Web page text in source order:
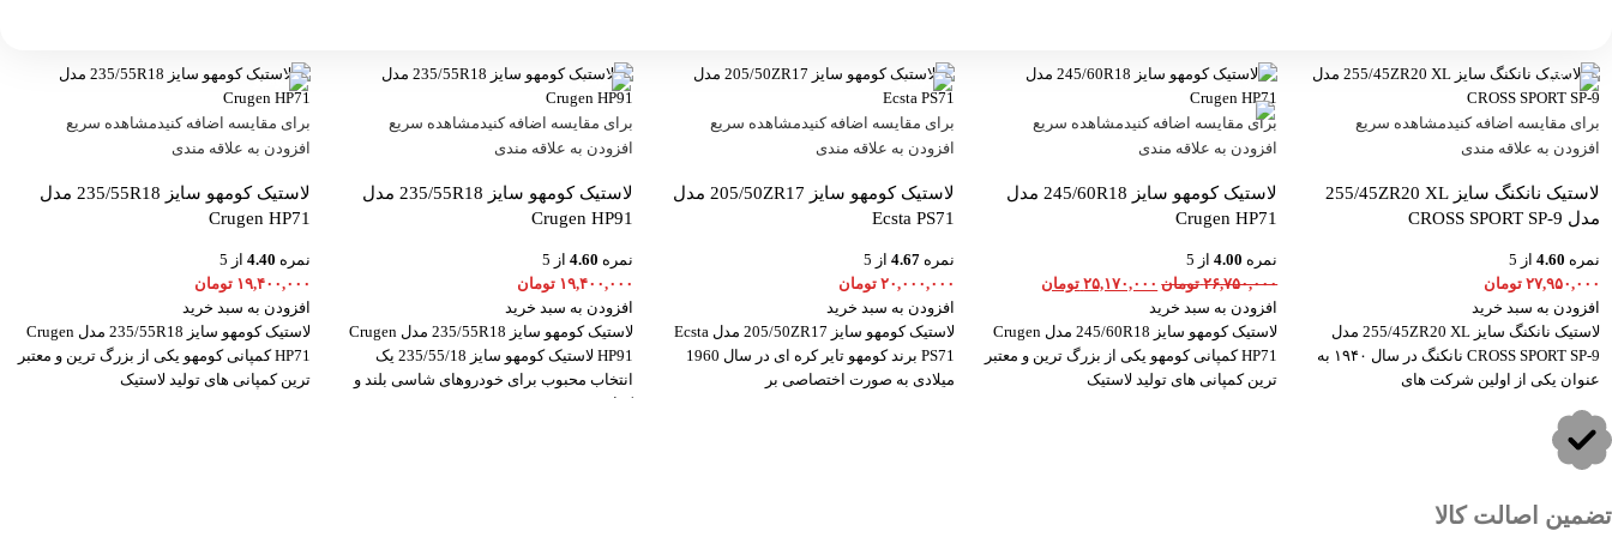
برای مقایسه اضافه کنیدمشاهده سریع
افزودن به علاقه مندی
لاستیک نانکنگ سایز 255/45ZR20 XL
مدل CROSS SPORT SP-9
نمره 4.60 از 5
۲۷,۹۵۰,۰۰۰ تومان
افزودن به سبد خرید
لاستیک نانکنگ سایز 255/45ZR20 XL مدل
CROSS SPORT SP-9 نانکنگ در سال ۱۹۴۰ به
عنوان یکی از اولین شرکت های
-6%
برای مقایسه اضافه کنیدمشاهده سریع
افزودن به علاقه مندی
لاستیک کومهو سایز 245/60R18 مدل
Crugen HP71
نمره 4.00از 5
۲۶,۷۵۰,۰۰۰ تومان ۲۵,۱۷۰,۰۰۰ تومان
افزودن به سبد خرید
لاستیک کومهو سایز 245/60R18 مدل Crugen
HP71 کمپانی کومهو یکی از بزرگ ترین و معتبر
ترین کمپانی های تولید لاستیک
برای مقایسه اضافه کنیدمشاهده سریع
افزودن به علاقه مندی
لاستیک کومهو سایز 205/50ZR17 مدل
Ecsta PS71
نمره 4.67از 5
۲۰,۰۰۰,۰۰۰ تومان
افزودن به سبد خرید
لاستیک کومهو سایز 205/50ZR17 مدل Ecsta
PS71 برند کومهو تایر کره ای در سال 1960
میلادی به صورت اختصاصی بر
برای مقایسه اضافه کنیدمشاهده سریع
افزودن به علاقه مندی
لاستیک کومهو سایز 235/55R18 مدل
Crugen HP91
نمره 4.60 از 5
۱۹,۴۰۰,۰۰۰ تومان
افزودن به سبد خرید
لاستیک کومهو سایز 235/55R18 مدل Crugen
HP91 لاستیک کومهو سایز 235/55/18 یک
انتخاب محبوب برای خودروهای شاسی بلند و
کراس
برای مقایسه اضافه کنیدمشاهده سریع
افزودن به علاقه مندی
لاستیک کومهو سایز 235/55R18 مدل
Crugen HP71
نمره 4.40 از 5
۱۹,۴۰۰,۰۰۰ تومان
افزودن به سبد خرید
لاستیک کومهو سایز 235/55R18 مدل Crugen
HP71 کمپانی کومهو یکی از بزرگ ترین و معتبر
ترین کمپانی های تولید لاستیک
تضمین اصالت کالا